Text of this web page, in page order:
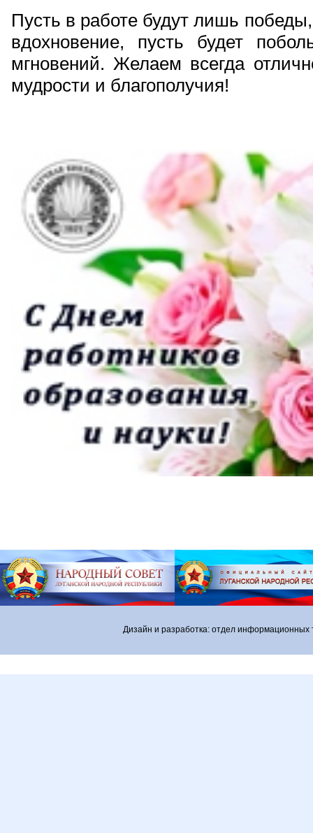
Пусть в работе будут лишь победы,
вдохновение, пусть будет
мгновений. Желаем всегда
мудрости и благополучия!
Дизайн и разработка: отдел информационных